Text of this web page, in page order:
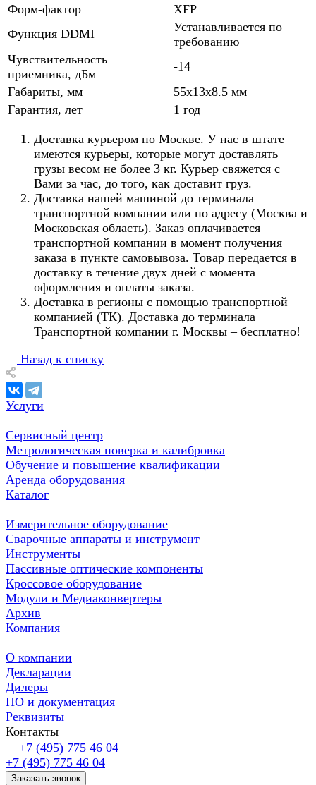
Форм-фактор
XFP
Функция DDMI
Устанавливается по
требованию
Чувствительность
приемника, дБм
-14
Габариты, мм
55x13x8.5 мм
Гарантия, лет
1 год
Доставка курьером по Москве. У нас в штате
имеются курьеры, которые могут доставлять
грузы весом не более 3 кг. Курьер свяжется с
Вами за час, до того, как доставит груз.
Доставка нашей машиной до терминала
транспортной компании или по адресу (Москва и
Московская область). Заказ оплачивается
транспортной компании в момент получения
заказа в пункте самовывоза. Товар передается в
доставку в течение двух дней с момента
оформления и оплаты заказа.
Доставка в регионы с помощью транспортной
компанией (ТК). Доставка до терминала
Транспортной компании г. Москвы – бесплатно!
Назад к списку
Услуги
Сервисный центр
Метрологическая поверка и калибровка
Обучение и повышение квалификации
Аренда оборудования
Каталог
Измерительное оборудование
Сварочные аппараты и инструмент
Инструменты
Пассивные оптические компоненты
Кроссовое оборудование
Модули и Медиаконвертеры
Архив
Компания
О компании
Декларации
Дилеры
ПО и документация
Реквизиты
Контакты
+7 (495) 775 46 04
+7 (495) 775 46 04
Заказать звонок